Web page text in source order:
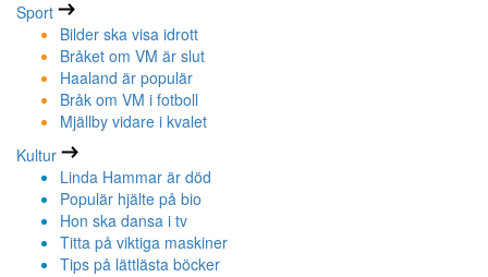
Sport
Bilder ska visa idrott
Bråket om VM är slut
Haaland är populär
Bråk om VM i fotboll
Mjällby vidare i kvalet
Kultur
Linda Hammar är död
Populär hjälte på bio
Hon ska dansa i tv
Titta på viktiga maskiner
Tips på lättlästa böcker